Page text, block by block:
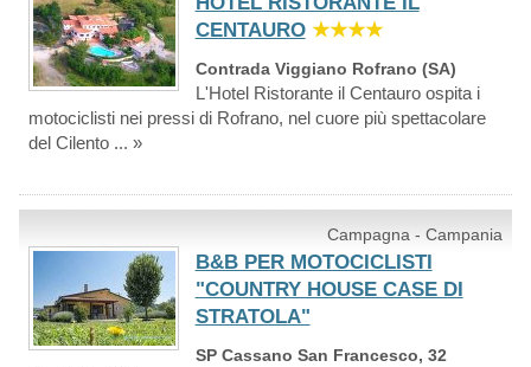
CENTAURO ★★★★
Contrada Viggiano Rofrano (SA)
L'Hotel Ristorante il Centauro ospita i
motociclisti nei pressi di Rofrano, nel cuore più spettacolare
del Cilento ... »
Campagna - Campania
B&B PER MOTOCICLISTI
"COUNTRY HOUSE CASE DI
STRATOLA"
SP Cassano San Francesco, 32